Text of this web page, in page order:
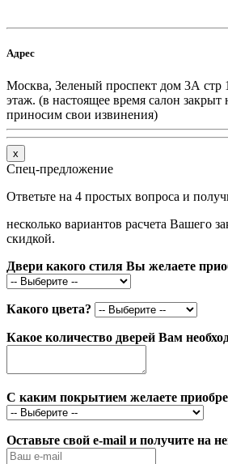
Адрес
Москва, Зеленый проспект дом 3А
этаж. (в настоящее время салон закрыт
приносим свои извинения)
x
Спец-предложение
Ответьте на 4 простых вопроса и
несколько вариантов расчета Вашего
скидкой.
Двери какого стиля Вы желаете
Какого цвета?
Какое количество дверей Вам
С каким покрытием желаете
Оставьте свой e-mail и получите на